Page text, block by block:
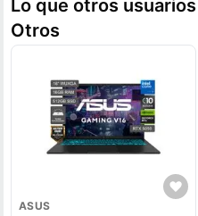
Lo que otros
Otros
ASUS